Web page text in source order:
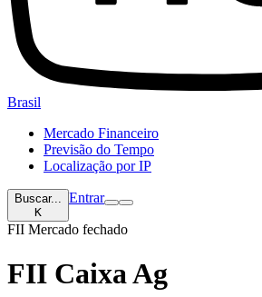
Brasil
Mercado Financeiro
Previsão do Tempo
Localização por IP
Buscar...
K
Entrar
FII Mercado fechado
FII Caixa Ag